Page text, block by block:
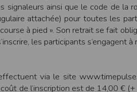
signaleurs ainsi que le code de la
attachée) pour toutes les
à pied ». Son retrait se fait
les participants s’engagent
via le site
de l’inscription est de 14,00 €
par l’intermédiaire de son centre
sur Internet ne sont pas protégées
ou confidentielle se fait à ses
sur Internet peuvent être
des données qu’il consulte, interroge et
www.timepulse.run peuvent
internet www.timepulse.run peuvent